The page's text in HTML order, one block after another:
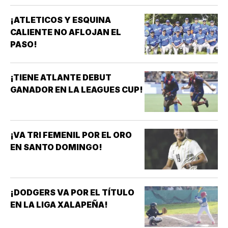
¡ATLETICOS Y ESQUINA
CALIENTE NO AFLOJAN EL
PASO!
¡TIENE ATLANTE DEBUT
GANADOR EN LA LEAGUES CUP!
¡VA TRI FEMENIL POR EL ORO
EN SANTO DOMINGO!
¡DODGERS VA POR EL TÍTULO
EN LA LIGA XALAPEÑA!